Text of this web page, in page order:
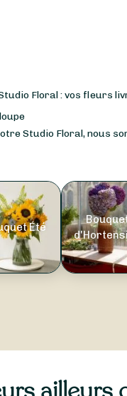
Floral : vos fleurs
Studio Floral, nous
Été